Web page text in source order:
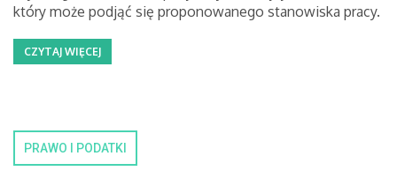
który może podjąć się proponowanego stanowiska pracy.
CZYTAJ WIĘCEJ
PRAWO I PODATKI